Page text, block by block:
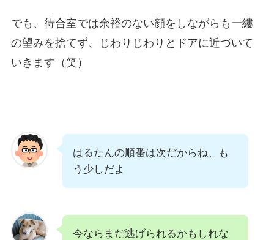
でも、待合室では余裕のない顔をしながらも一縷
の望みを捨てず、じわりじわりとドアに近づいて
いきます（笑）
はるたんの順番は次だからね、も
う少しだよ
今ならまだ逃げられるかもしれな